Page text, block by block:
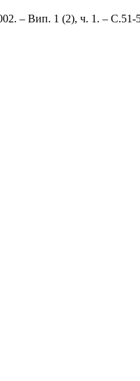
– Вип. 1 (2), ч. 1. – С.51-